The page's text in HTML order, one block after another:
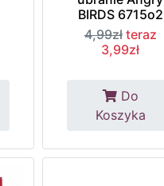
BIRDS 6715o2
4,99zł teraz
3,99zł
Do
Koszyka